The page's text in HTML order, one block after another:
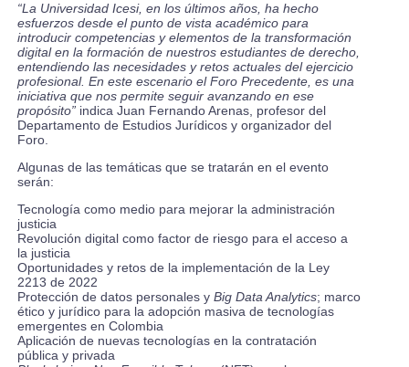
“La Universidad Icesi, en los últimos años, ha hecho
esfuerzos desde el punto de vista académico para
introducir competencias y elementos de la transformación
digital en la formación de nuestros estudiantes de derecho,
entendiendo las necesidades y retos actuales del ejercicio
profesional. En este escenario el Foro Precedente, es una
iniciativa que nos permite seguir avanzando en ese
propósito”indica Juan Fernando Arenas, profesor del
Departamento de Estudios Jurídicos y organizador del
Foro.
Algunas de las temáticas que se tratarán en el evento
serán:
Tecnología como medio para mejorar la administración
justicia
Revolución digital como factor de riesgo para el acceso a
la justicia
Oportunidades y retos de la implementación de la Ley
2213 de 2022
Protección de datos personales y Big Data Analytics; marco
ético y jurídico para la adopción masiva de tecnologías
emergentes en Colombia
Aplicación de nuevas tecnologías en la contratación
pública y privada